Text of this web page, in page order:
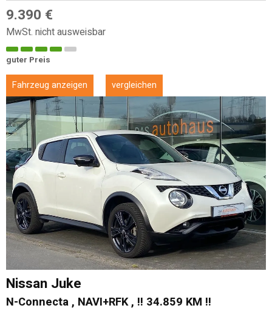
9.390 €
MwSt. nicht ausweisbar
guter Preis
Fahrzeug anzeigen vergleichen
Nissan Juke
N-Connecta , NAVI+RFK , !! 34.859 KM !!